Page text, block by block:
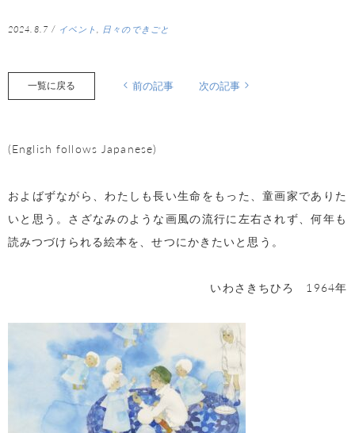
2024.8.7 / イベント 日々のできごと
一覧に戻る 前の記事 次の記事
(English follows Japanese)
およばずながら、わたしも長い生命をもった、童画家でありた
いと思う。さざなみのような画風の流行に左右されず、何年も
読みつづけられる絵本を、せつにかきたいと思う。
いわさきちひろ 1964年